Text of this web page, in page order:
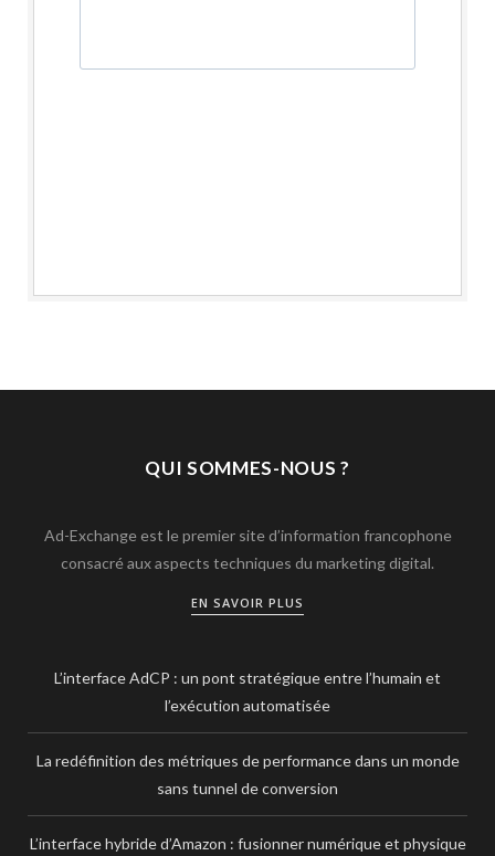
QUI SOMMES-NOUS ?
Ad-Exchange est le premier site d’information francophone
consacré aux aspects techniques du marketing digital.
EN SAVOIR PLUS
L’interface AdCP : un pont stratégique entre l’humain et
l’exécution automatisée
La redéfinition des métriques de performance dans un monde
sans tunnel de conversion
L’interface hybride d’Amazon : fusionner numérique et physique